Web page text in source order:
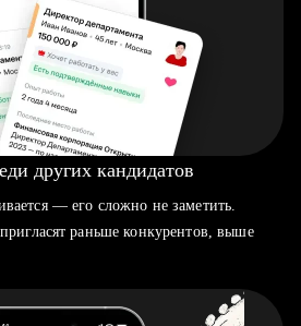
других кандидатов
— его сложно не заметить.
раньше конкурентов, выше